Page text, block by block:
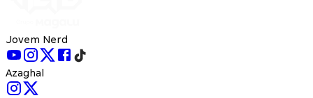
Jovem Nerd
Azaghal